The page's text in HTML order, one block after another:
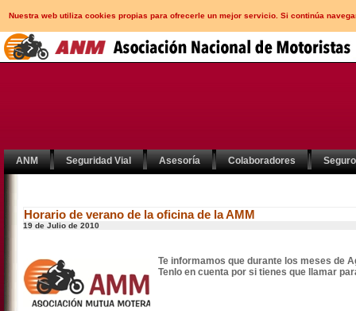
Nuestra web utiliza cookies propias para ofrecerle un mejor servicio. Si continúa
ANM Seguridad Vial Asesoría Colaboradores
Horario de verano de la oficina de la AMM
19 de Julio de 2010
Te informamos que durante los meses de
Tenlo en cuenta por si tienes que llamar